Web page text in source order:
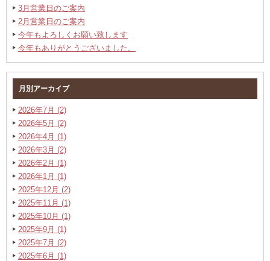
3月営業日のご案内
2月営業日のご案内
今年もよろしくお願い致します
今年もありがとうございました。
月別アーカイブ
2026年7月 (2)
2026年5月 (2)
2026年4月 (1)
2026年3月 (2)
2026年2月 (1)
2026年1月 (1)
2025年12月 (2)
2025年11月 (1)
2025年10月 (1)
2025年9月 (1)
2025年7月 (2)
2025年6月 (1)